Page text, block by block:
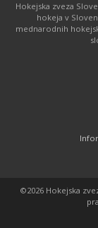
Hokejska zveza
hokeja v
mednarodnih
©2026 Hokejska